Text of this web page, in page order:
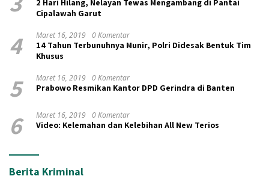
2 Hari Hilang, Nelayan Tewas Mengambang di Pantai
Cipalawah Garut
4 Maret 16, 2019 0 Komentar
14 Tahun Terbunuhnya Munir, Polri Didesak Bentuk Tim
Khusus
5 Maret 16, 2019 0 Komentar
Prabowo Resmikan Kantor DPD Gerindra di Banten
6 Maret 16, 2019 0 Komentar
Video: Kelemahan dan Kelebihan All New Terios
Berita Kriminal